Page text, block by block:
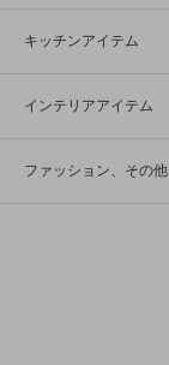
キッチンアイテム
インテリアアイテム
ファッション、その他